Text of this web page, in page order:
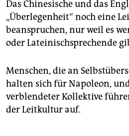
Das Chinesische und das
„Überlegenheit“ noch eine
beanspruchen, nur weil es
oder Lateinischsprechende
Menschen, die an
halten sich für Napoleon,
verblendeter Kollektive
der Leitkultur auf.